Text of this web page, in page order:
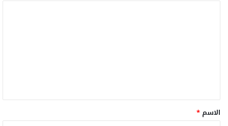
ق
*
الاسم *